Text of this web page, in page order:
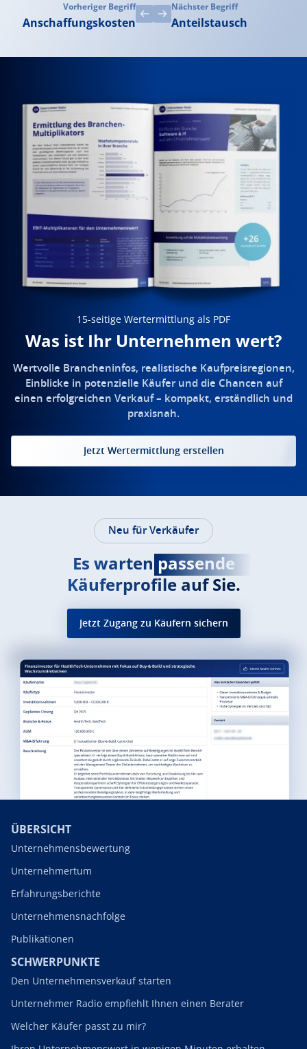
Vorheriger Begriff
Anschaffungskosten
Nächster Begriff
Anteilstausch
15-seitige Wertermittlung als PDF
Was ist Ihr Unternehmen wert?
Wertvolle Brancheninfos, realistische Kaufpreisregionen,
Einblicke in potenzielle Käufer und die Chancen auf
einen erfolgreichen Verkauf – kompakt, erständlich und
praxisnah.
Jetzt Wertermittlung erstellen
Neu für Verkäufer
Es warten passende
Käuferprofile auf Sie.
Jetzt Zugang zu Käufern sichern
ÜBERSICHT
Unternehmensbewertung
Unternehmertum
Erfahrungsberichte
Unternehmensnachfolge
Publikationen
SCHWERPUNKTE
Den Unternehmensverkauf starten
Unternehmer Radio empfiehlt Ihnen einen Berater
Welcher Käufer passt zu mir?